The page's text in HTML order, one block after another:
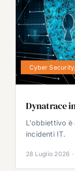
Cyber Security,
Dynatrace
L'obbiettivo è
incidenti IT.
28 Luglio 2026 ·